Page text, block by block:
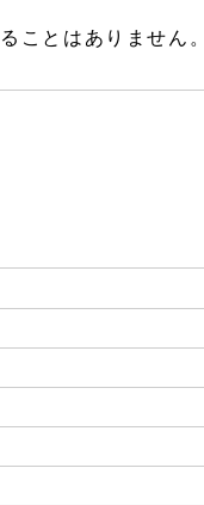
ことはありません。